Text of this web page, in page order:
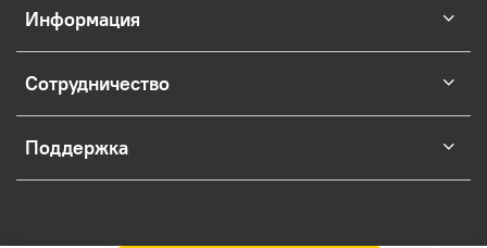
Информация
Сотрудничество
Поддержка